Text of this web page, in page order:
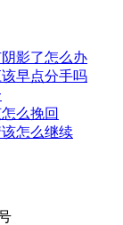
影了怎么办
早点分手吗
么挽回
怎么继续